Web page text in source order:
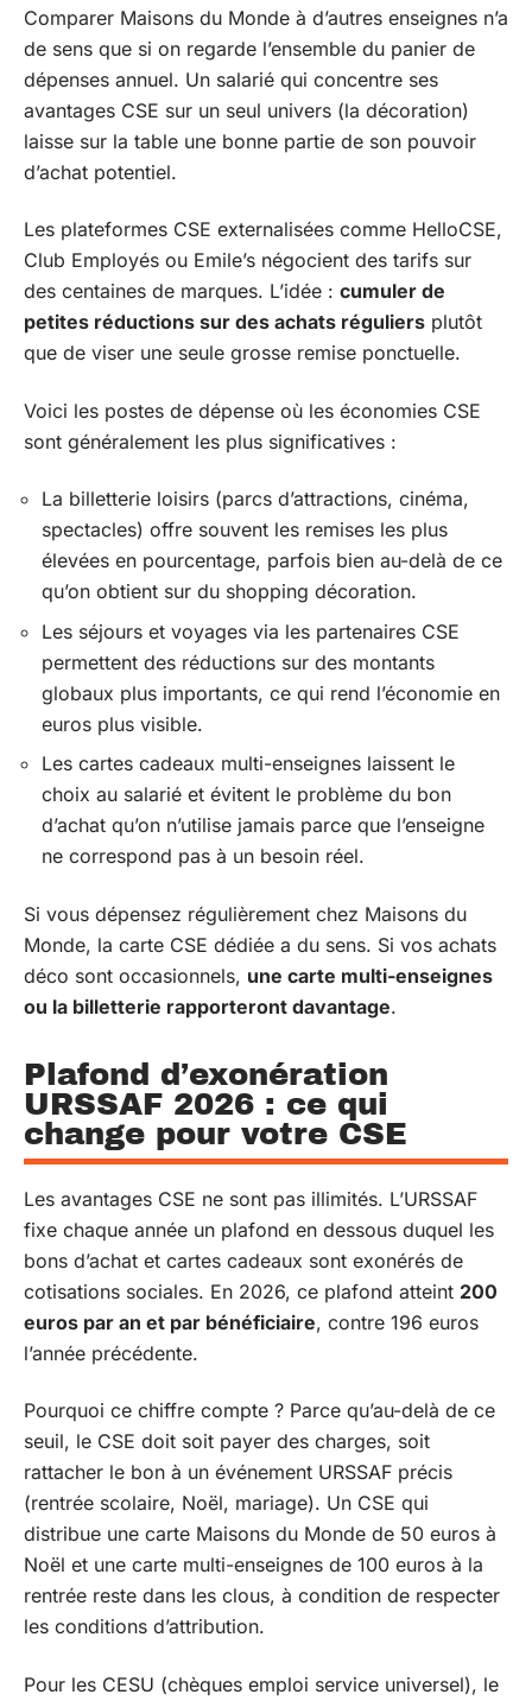
Comparer Maisons du Monde à d’autres enseignes n’a
de sens que si on regarde l’ensemble du panier de
dépenses annuel. Un salarié qui concentre ses
avantages CSE sur un seul univers (la décoration)
laisse sur la table une bonne partie de son pouvoir
d’achat potentiel.
Les plateformes CSE externalisées comme HelloCSE,
Club Employés ou Emile’s négocient des tarifs sur
des centaines de marques. L’idée : cumuler de
petites réductions sur des achats réguliers plutôt
que de viser une seule grosse remise ponctuelle.
Voici les postes de dépense où les économies CSE
sont généralement les plus significatives :
La billetterie loisirs (parcs d’attractions, cinéma,
spectacles) offre souvent les remises les plus
élevées en pourcentage, parfois bien au-delà de ce
qu’on obtient sur du shopping décoration.
Les séjours et voyages via les partenaires CSE
permettent des réductions sur des montants
globaux plus importants, ce qui rend l’économie en
euros plus visible.
Les cartes cadeaux multi-enseignes laissent le
choix au salarié et évitent le problème du bon
d’achat qu’on n’utilise jamais parce que l’enseigne
ne correspond pas à un besoin réel.
Si vous dépensez régulièrement chez Maisons du
Monde, la carte CSE dédiée a du sens. Si vos achats
déco sont occasionnels, une carte multi-enseignes
ou la billetterie rapporteront davantage.
Plafond d’exonération
URSSAF 2026 : ce qui
change pour votre CSE
Les avantages CSE ne sont pas illimités. L’URSSAF
fixe chaque année un plafond en dessous duquel les
bons d’achat et cartes cadeaux sont exonérés de
cotisations sociales. En 2026, ce plafond atteint 200
euros par an et par bénéficiaire, contre 196 euros
l’année précédente.
Pourquoi ce chiffre compte ? Parce qu’au-delà de ce
seuil, le CSE doit soit payer des charges, soit
rattacher le bon à un événement URSSAF précis
(rentrée scolaire, Noël, mariage). Un CSE qui
distribue une carte Maisons du Monde de 50 euros à
Noël et une carte multi-enseignes de 100 euros à la
rentrée reste dans les clous, à condition de respecter
les conditions d’attribution.
Pour les CESU (chèques emploi service universel), le